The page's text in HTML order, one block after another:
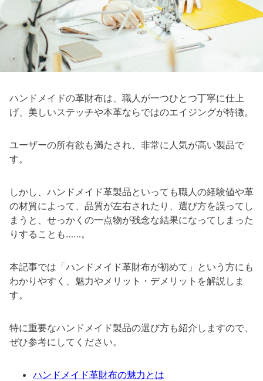
ハンドメイドの革財布は、職人が一つひとつ丁寧に仕上
げ、美しいステッチや本革ならではのエイジングが特徴。
ユーザーの所有欲も満たされ、非常に人気が高い製品で
す。
しかし、ハンドメイド革製品といっても職人の経験値や革
の材質によって、品質が左右されたり、選び方を誤ってし
まうと、せっかくの一点物が残念な結果になってしまった
りすることも……。
本記事では「ハンドメイド革財布が初めて」という方にも
わかりやすく、魅力やメリット・デメリットを解説しま
す。
特に重要なハンドメイド製品の選び方も紹介しますので、
ぜひ参考にしてください。
ハンドメイド革財布の魅力とは